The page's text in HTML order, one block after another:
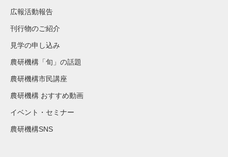
広報活動報告
刊行物のご紹介
見学の申し込み
農研機構「旬」の話題
農研機構市民講座
農研機構 おすすめ動画
イベント・セミナー
農研機構SNS